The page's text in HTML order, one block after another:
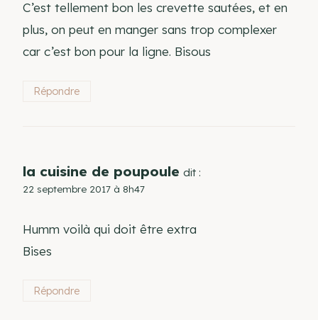
C’est tellement bon les crevette sautées, et en
plus, on peut en manger sans trop complexer
car c’est bon pour la ligne. Bisous
Répondre
la cuisine de poupoule dit :
22 septembre 2017 à 8h47
Humm voilà qui doit être extra
Bises
Répondre